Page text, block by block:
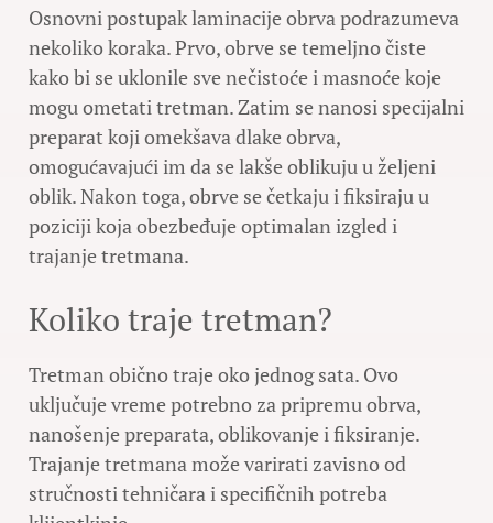
Osnovni postupak laminacije obrva podrazumeva
nekoliko koraka. Prvo, obrve se temeljno čiste
kako bi se uklonile sve nečistoće i masnoće koje
mogu ometati tretman. Zatim se nanosi specijalni
preparat koji omekšava dlake obrva,
omogućavajući im da se lakše oblikuju u željeni
oblik. Nakon toga, obrve se četkaju i fiksiraju u
poziciji koja obezbeđuje optimalan izgled i
trajanje tretmana.
Koliko traje tretman?
Tretman obično traje oko jednog sata. Ovo
uključuje vreme potrebno za pripremu obrva,
nanošenje preparata, oblikovanje i fiksiranje.
Trajanje tretmana može varirati zavisno od
stručnosti tehničara i specifičnih potreba